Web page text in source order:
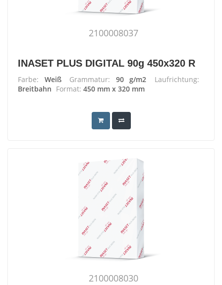
2100008037
INASET PLUS DIGITAL 90g 450x320 R
Farbe: Weiß Grammatur: 90 g/m2
Laufrichtung:
Breitbahn Format: 450 mm x 320 mm
2100008030